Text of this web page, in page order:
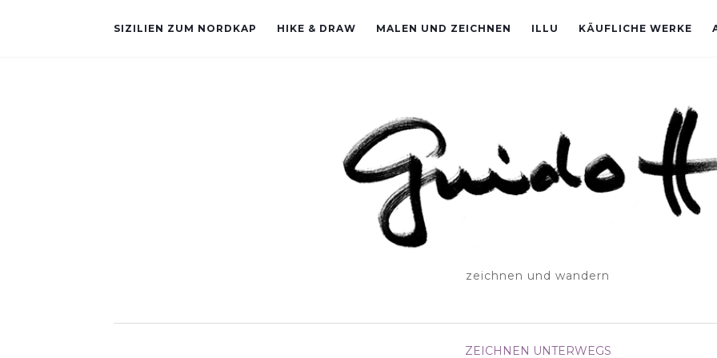
SIZILIEN ZUM NORDKAP HIKE & DRAW MALEN UND ZEICHNEN ILLU KÄUFLICHE WERKE
zeichnen und wandern
ZEICHNEN UNTERWEGS